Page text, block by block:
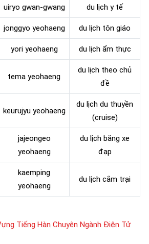
uiryo gwan-gwang du lịch y tế
jonggyo yeohaeng du lịch tôn giáo
yori yeohaeng du lịch ẩm thực
tema yeohaeng
du lịch theo chủ
đề
keurujyu yeohaeng
du lịch du thuyền
(cruise)
jajeongeo
yeohaeng
du lịch bằng xe
đạp
kaemping
yeohaeng
du lịch cắm trại
Tiếng Hàn Chuyên Ngành Điện Tử